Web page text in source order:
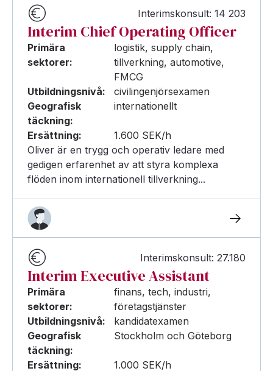
Interimskonsult: 14 203
Interim Chief Operating Officer
Primära
sektorer:
logistik, supply chain,
tillverkning, automotive,
FMCG
Utbildningsnivå:
civilingenjörsexamen
Geografisk
täckning:
internationellt
Ersättning:
1.600 SEK/h
Oliver är en trygg och operativ ledare med
gedigen erfarenhet av att styra komplexa
flöden inom internationell tillverkning...
Interimskonsult: 27.180
Interim Executive Assistant
Primära
sektorer:
finans, tech, industri,
företagstjänster
Utbildningsnivå:
kandidatexamen
Geografisk
täckning:
Stockholm och Göteborg
Ersättning:
1.000 SEK/h